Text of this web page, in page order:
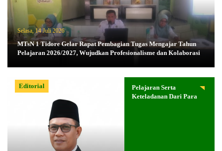
Selasa, 14 Juli 2026
MTsN 1 Tidore Gelar Rapat Pembagian Tugas Mengajar Tahun
Pelajaran 2026/2027, Wujudkan Profesionalisme dan Kolaborasi
Editorial
Pelajaran Serta
Keteladanan Dari Para